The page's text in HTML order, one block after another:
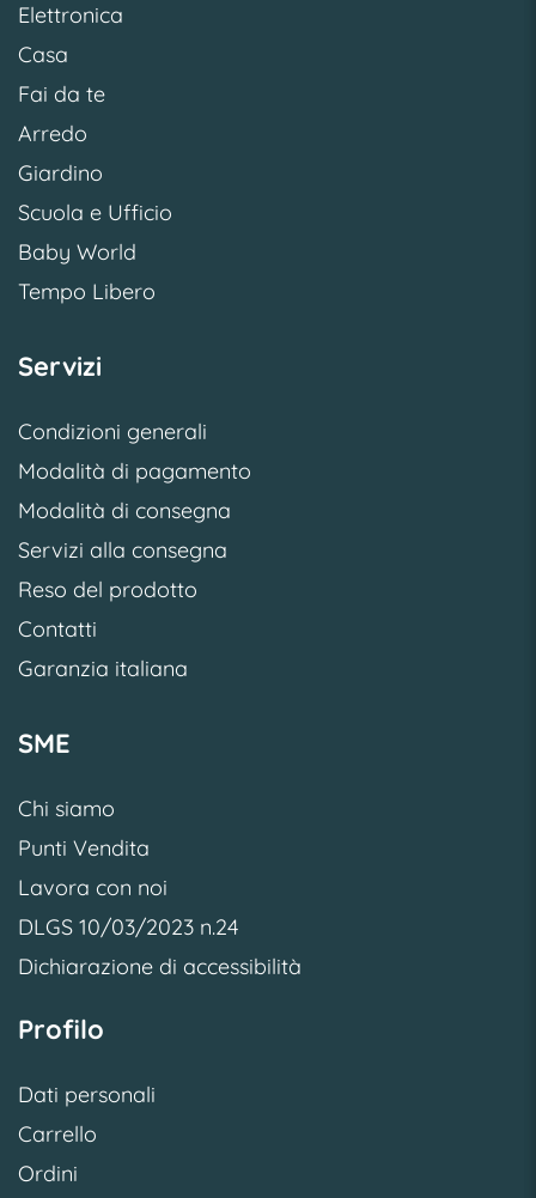
Elettronica
Casa
Fai da te
Arredo
Giardino
Scuola e Ufficio
Baby World
Tempo Libero
Servizi
Condizioni generali
Modalità di pagamento
Modalità di consegna
Servizi alla consegna
Reso del prodotto
Contatti
Garanzia italiana
SME
Chi siamo
Punti Vendita
Lavora con noi
DLGS 10/03/2023 n.24
Dichiarazione di accessibilità
Profilo
Dati personali
Carrello
Ordini